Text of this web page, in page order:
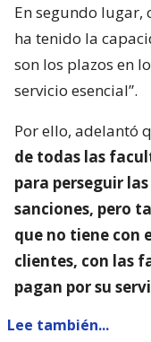
En segundo lugar,
ha tenido la
son los plazos en
servicio esencial”.
Por ello, adelantó
de todas las
para perseguir
sanciones, pero
que no tiene con
clientes, con las
pagan por su
Lee también...